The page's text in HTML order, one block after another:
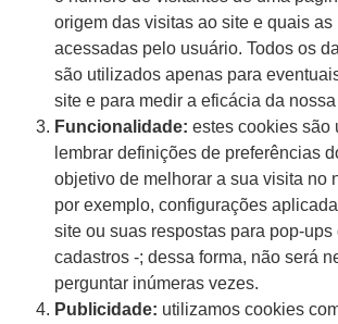
origem das visitas ao site e quais as
acessadas pelo usuário. Todos os
são utilizados apenas para
site e para medir a eficácia da
Funcionalidade: estes cookies são
lembrar definições de preferências
objetivo de melhorar a sua visita no
por exemplo, configurações
site ou suas respostas para pop-
cadastros -; dessa forma, não será
perguntar inúmeras vezes.
Publicidade: utilizamos cookies